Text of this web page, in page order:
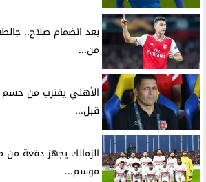
بعد انضمام صلاح..
من...
الأهلي يقترب من
قبل...
الزمالك يجهز دفعة من
موسم...